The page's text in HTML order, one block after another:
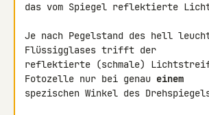
das vom Spiegel reflektierte
Je nach Pegelstand des hell
Flüssigglases trifft der
reflektierte (schmale)
Fotozelle nur bei genau einem
spezischen Winkel des